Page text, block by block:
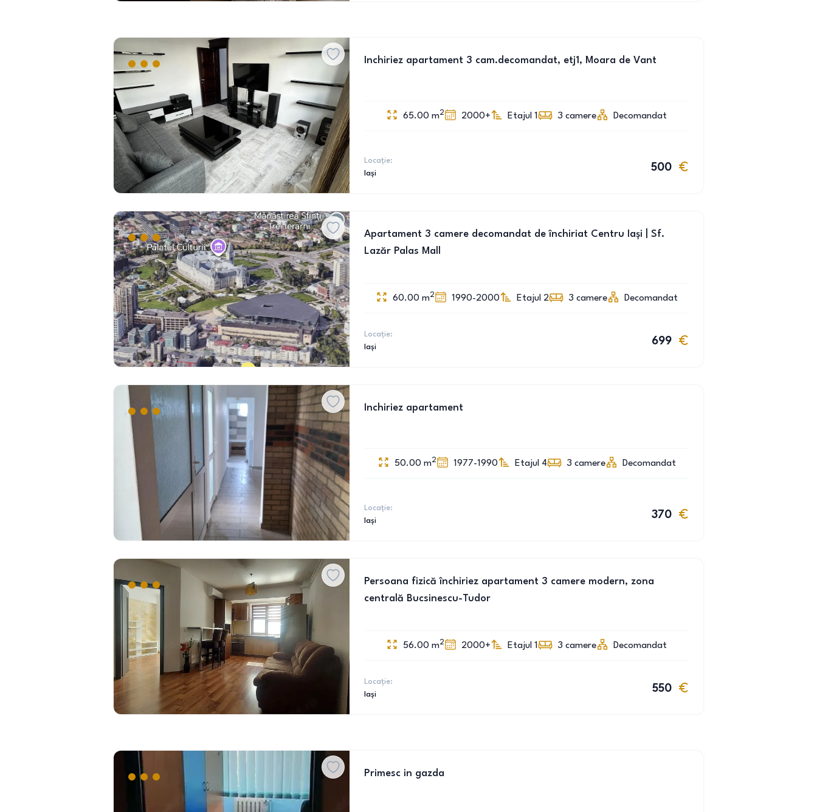
Inchiriez apartament 3 cam.decomandat, etj1, Moara de Vant
65.00 m2 2000+ Etajul 1 3 camere Decomandat
Locație:
Iași
500
Apartament 3 camere decomandat de închiriat Centru Iași | Sf.
Lazăr Palas Mall
60.00 m2 1990-2000 Etajul 2 3 camere Decomandat
Locație:
Iași
699
Inchiriez apartament
50.00 m2 1977-1990 Etajul 4 3 camere Decomandat
Locație:
Iași
370
Persoana fizică închiriez apartament 3 camere modern, zona
centrală Bucsinescu-Tudor
56.00 m2 2000+ Etajul 1 3 camere Decomandat
Locație:
Iași
550
Primesc in gazda